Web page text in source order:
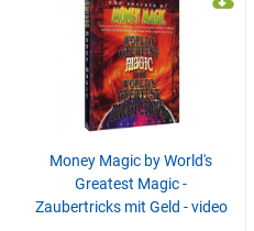
Money Magic by World's
Greatest Magic -
Zaubertricks mit Geld - video